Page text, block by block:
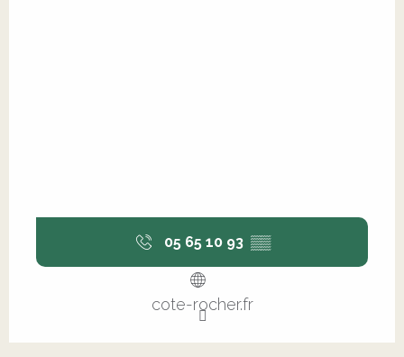
05 65 10 93 ▒▒
cote-rocher.fr